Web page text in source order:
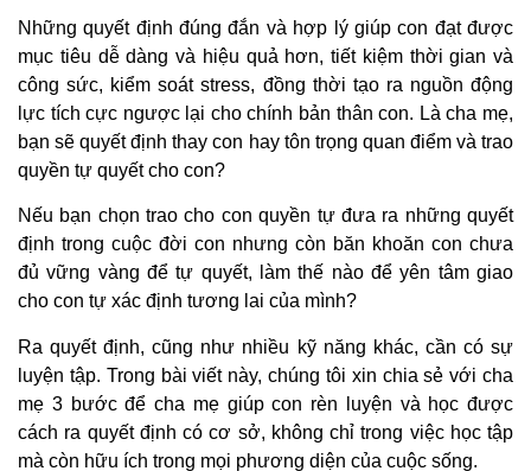
Những quyết định đúng đắn và hợp lý giúp con đạt được
mục tiêu dễ dàng và hiệu quả hơn, tiết kiệm thời gian và
công sức, kiểm soát stress, đồng thời tạo ra nguồn động
lực tích cực ngược lại cho chính bản thân con. Là cha mẹ,
bạn sẽ quyết định thay con hay tôn trọng quan điểm và trao
quyền tự quyết cho con?
Nếu bạn chọn trao cho con quyền tự đưa ra những quyết
định trong cuộc đời con nhưng còn băn khoăn con chưa
đủ vững vàng để tự quyết, làm thế nào để yên tâm giao
cho con tự xác định tương lai của mình?
Ra quyết định, cũng như nhiều kỹ năng khác, cần có sự
luyện tập. Trong bài viết này, chúng tôi xin chia sẻ với cha
mẹ 3 bước để cha mẹ giúp con rèn luyện và học được
cách ra quyết định có cơ sở, không chỉ trong việc học tập
mà còn hữu ích trong mọi phương diện của cuộc sống.